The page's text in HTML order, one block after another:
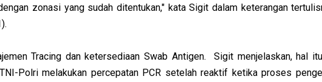
zonasi yang sudah ditentukan," kata Sigit dalam keterangan
Tracing dan ketersediaan Swab Antigen.
Sigit menjelaskan, hal
Polri melakukan percepatan PCR setelah reaktif ketika proses